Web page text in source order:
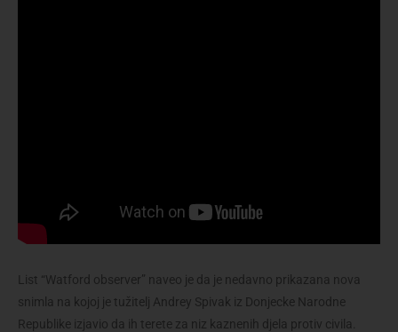
List “Watford observer” naveo je da je nedavno prikazana nova
snimla na kojoj je tužitelj Andrey Spivak iz Donjecke Narodne
Republike izjavio da ih terete za niz kaznenih djela protiv civila.